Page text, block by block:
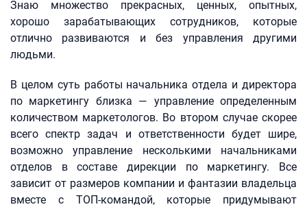
Знаю множество прекрасных, ценных, опытных,
хорошо зарабатывающих сотрудников, которые
отлично развиваются и без управления другими
людьми.
В целом суть работы начальника отдела и директора
по маркетингу близка — управление определенным
количеством маркетологов. Во втором случае скорее
всего спектр задач и ответственности будет шире,
возможно управление несколькими начальниками
отделов в составе дирекции по маркетингу. Все
зависит от размеров компании и фантазии владельца
вместе с ТОП-командой, которые придумывают